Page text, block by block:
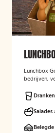
Lunchbox
bedrijven,
fruit en
gehouden
smaakvolle,
eenvoudig
Dranken